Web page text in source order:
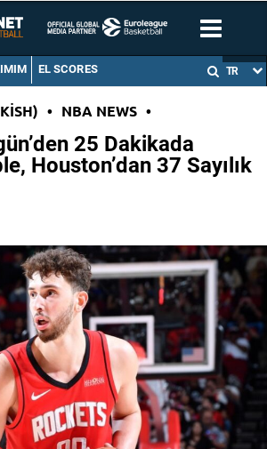
EL SCORES TR
• NBA NEWS •
25 Dakikada
Houston’dan 37 Sayılık